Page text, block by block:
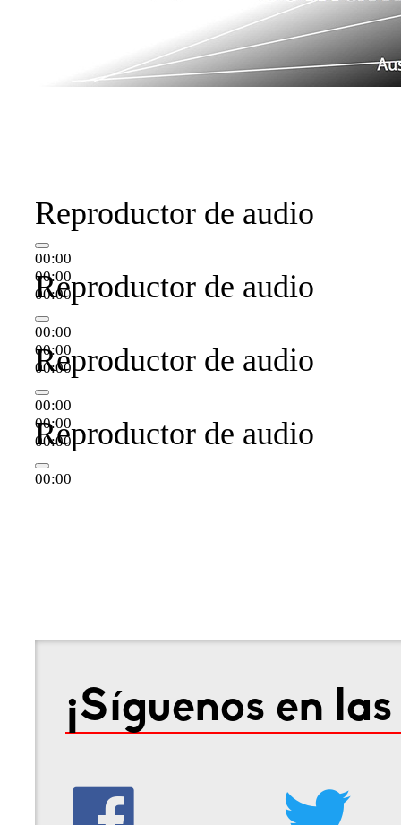
Reproductor de audio
00:00
00:00
00:00
Reproductor de audio
00:00
00:00
00:00
Reproductor de audio
00:00
00:00
00:00
Reproductor de audio
00:00
¡Síguenos en